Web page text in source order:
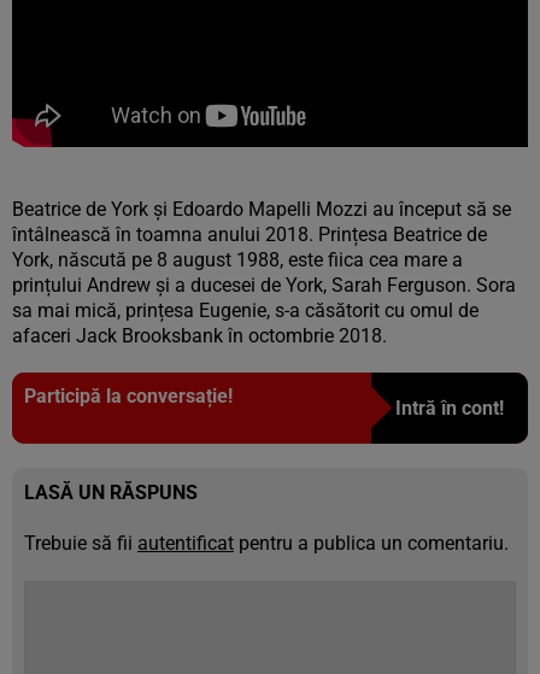
Beatrice de York şi Edoardo Mapelli Mozzi au început să se
întâlnească în toamna anului 2018. Prințesa Beatrice de
York, născută pe 8 august 1988, este fiica cea mare a
prințului Andrew și a ducesei de York, Sarah Ferguson. Sora
sa mai mică, prințesa Eugenie, s-a căsătorit cu omul de
afaceri Jack Brooksbank în octombrie 2018.
Participă la conversație!
Intră în cont!
LASĂ UN RĂSPUNS
Trebuie să fii autentificat pentru a publica un comentariu.